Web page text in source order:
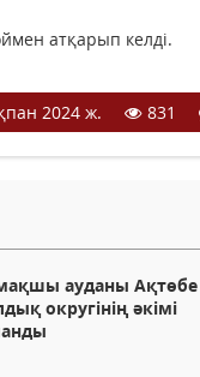
атқарып келді.
2024 ж. 831
ауданы Ақтөбе
округінің әкімі